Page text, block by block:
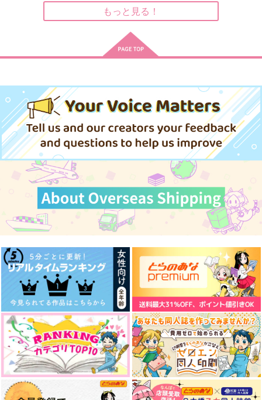
さねげんいろいろパロ
ディさいろく
なまけもの
1,000円（税込）
不死川実弥×不死川玄弥
サンプル
作品詳細
風を捕まえる
おっぺけぺいっ
不死川実弥×不死川玄弥
サンプル
にいちゃんとおとうと
HYPER☆APPLE
1,085 円（税込）
不死川実弥×不死川玄弥
サンプル
アスターの憧憬【再
版】
ロックフィル牧場
1,697円
不死川実弥×不死川玄弥
それは鼓動に近すぎた
おっぺけぺいっ
1,100円 （税込）
不死川実弥×不死川玄弥
テセウスの櫂を漕ぐ1
ロックフィル牧場
1,360円（税込）
不死川実弥×不死川玄弥
おっぺけぺいっ
専売 1,100 円（税込）
鬼滅の刃
不死川実弥×不死川玄弥
サンプル
カート
おつまみ
専売 472円（税込）
不死川実弥×不死川玄弥
砂楽園
専売 629円（税込）
鬼滅の刃
不死川実弥×不死川玄弥
サンプル
テセウスの櫂を漕ぐ1
ロックフィル牧場
専売 1,360円（税込）
鬼滅の刃
不死川実弥×不死川玄弥
Shhh
青色クラムボン
専売 787 （税込）
鬼滅の刃
不死川実弥×不死川玄弥
下心(KOIGOKORO)
トリいんこ
専売 1,415円（税込）
鬼滅の刃
不死川実弥×不死川玄弥
もっと見る！